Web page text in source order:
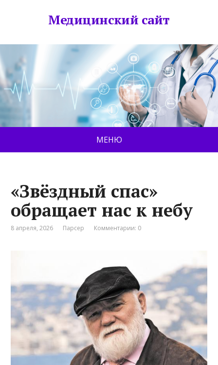
Медицинский сайт
МЕНЮ
«Звёздный спас»
обращает нас к небу
8 апреля, 2026 Парсер Комментарии: 0